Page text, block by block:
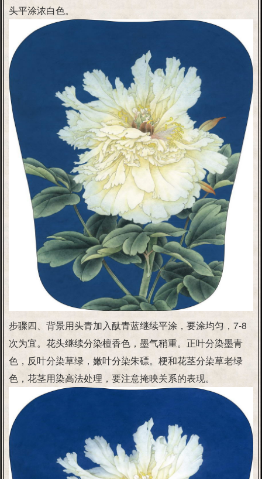
头平涂浓白色。
步骤四、背景用头青加入酞青蓝继续平涂，要涂均匀，7-8
次为宜。花头继续分染檀香色，墨气稍重。正叶分染墨青
色，反叶分染草绿，嫩叶分染朱磦。梗和花茎分染草老绿
色，花茎用染高法处理，要注意掩映关系的表现。